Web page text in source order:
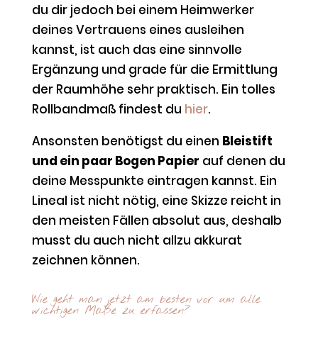
du dir jedoch bei einem Heimwerker
deines Vertrauens eines ausleihen
kannst, ist auch das eine sinnvolle
Ergänzung und grade für die Ermittlung
der Raumhöhe sehr praktisch. Ein tolles
Rollbandmaß findest du hier.
Ansonsten benötigst du einen Bleistift
und ein paar Bogen Papier auf denen du
deine Messpunkte eintragen kannst. Ein
Lineal ist nicht nötig, eine Skizze reicht in
den meisten Fällen absolut aus, deshalb
musst du auch nicht allzu akkurat
zeichnen können.
Wie geht man jetzt am besten vor um alle
wichtigen Maße zu erfassen?